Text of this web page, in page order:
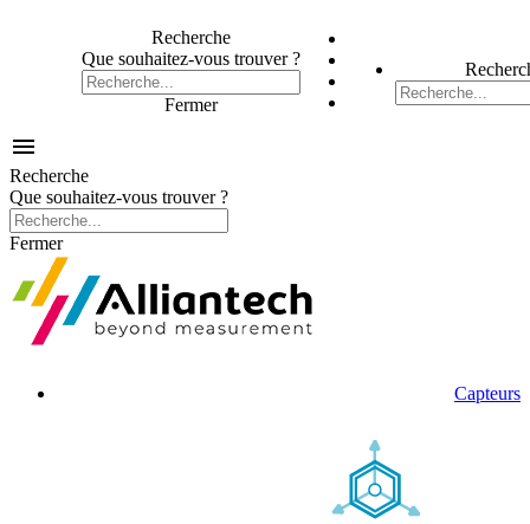
Recherche
Que souhaitez-vous trouver ?
Fermer

Recherche
Que souhaitez-vous trouver ?
Fermer
Capteurs